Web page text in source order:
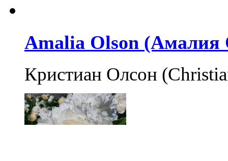
Amalia Olson (Амалия
Кристиан Олсон